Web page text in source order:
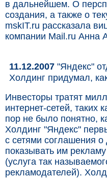
в дальнейшем. О
создания, а также о
mskIT.ru рассказала
компании Mail.ru Анна
11.12.2007 "Яндекс"
Холдинг придумал,
Инвесторы тратят
интернет-сетей, таких
пор не было понятно,
Холдинг "Яндекс"
с сетями соглашения
показывать им
(услуга так
рекламодателей).